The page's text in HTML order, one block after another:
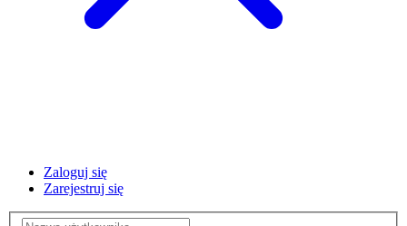
Zaloguj się
Zarejestruj się